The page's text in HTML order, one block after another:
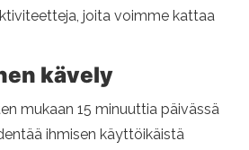
joita voimme kattaa
kävely
mukaan 15 minuuttia päivässä
ihmisen käyttöikäistä